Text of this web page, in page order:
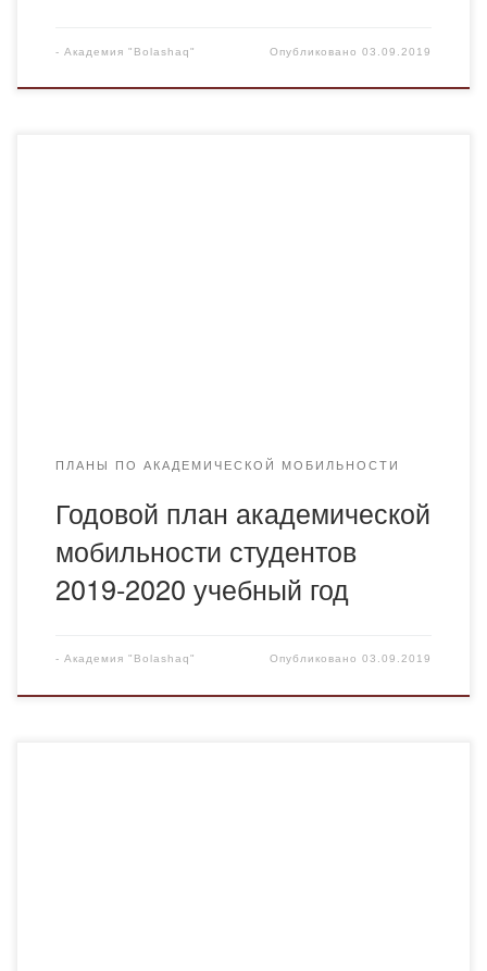
- Академия "Bolashaq" Опубликовано03.09.2019
ПЛАНЫ ПО АКАДЕМИЧЕСКОЙ МОБИЛЬНОСТИ
Годовой план академической
мобильности студентов
2019-2020 учебный год
- Академия "Bolashaq" Опубликовано03.09.2019